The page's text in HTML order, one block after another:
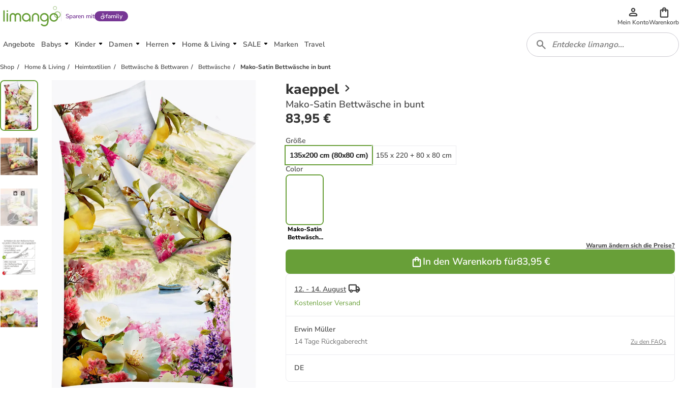
Sparen mit family
Mein KontoWarenkorb
Angebote Babys Kinder Damen Herren Home & Living SALE Marken Travel
Shop Home & Living Heimtextilien Bettwäsche & Bettwaren Bettwäsche Mako-Satin Bettwäsche in bunt
kaeppel
Mako-Satin Bettwäsche in bunt
83,95 €
Größe
135x200 cm (80x80 cm) 155 x 220 + 80 x 80 cm
Color
Mako-Satin
Bettwäsche
Warum ändern sich die Preise?
In den Warenkorb für83,95 €
12. - 14. August
Kostenloser Versand
Erwin Müller
14 Tage Rückgaberecht
Zu den FAQs
DE